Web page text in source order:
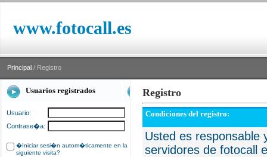
www.fotocall.es
Principal / Registro
Usuarios registrados
Usuario:
Contrase�a:
�Iniciar sesi�n autom�ticamente en la
siguiente visita?
Registro
Condiciones del registro:
Usted es responsable
servidores de fotocall